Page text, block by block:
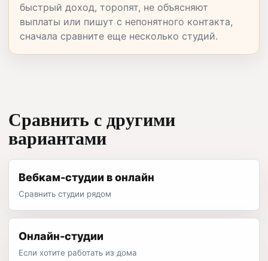
быстрый доход, торопят, не объясняют
выплаты или пишут с непонятного контакта,
сначала сравните еще несколько студий.
Сравнить с другими
вариантами
Вебкам-студии в онлайн
Сравнить студии рядом
Онлайн-студии
Если хотите работать из дома